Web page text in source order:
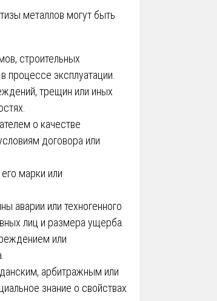
металлов могут быть
строительных
процессе эксплуатации.
трещин или иных
о качестве
договора или
марки или
аварии или техногенного
лиц и размера ущерба.
или
арбитражным или
знание о свойствах